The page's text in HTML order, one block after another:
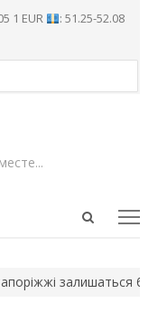
1 EUR
: 51.25-52.08
Open
залишаться без